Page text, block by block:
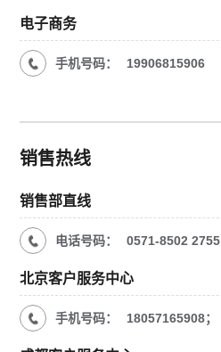
电子商务
手机号码： 19906815906
销售热线
销售部直线
电话号码： 0571-8502 2755
北京客户服务中心
手机号码： 18057165908；